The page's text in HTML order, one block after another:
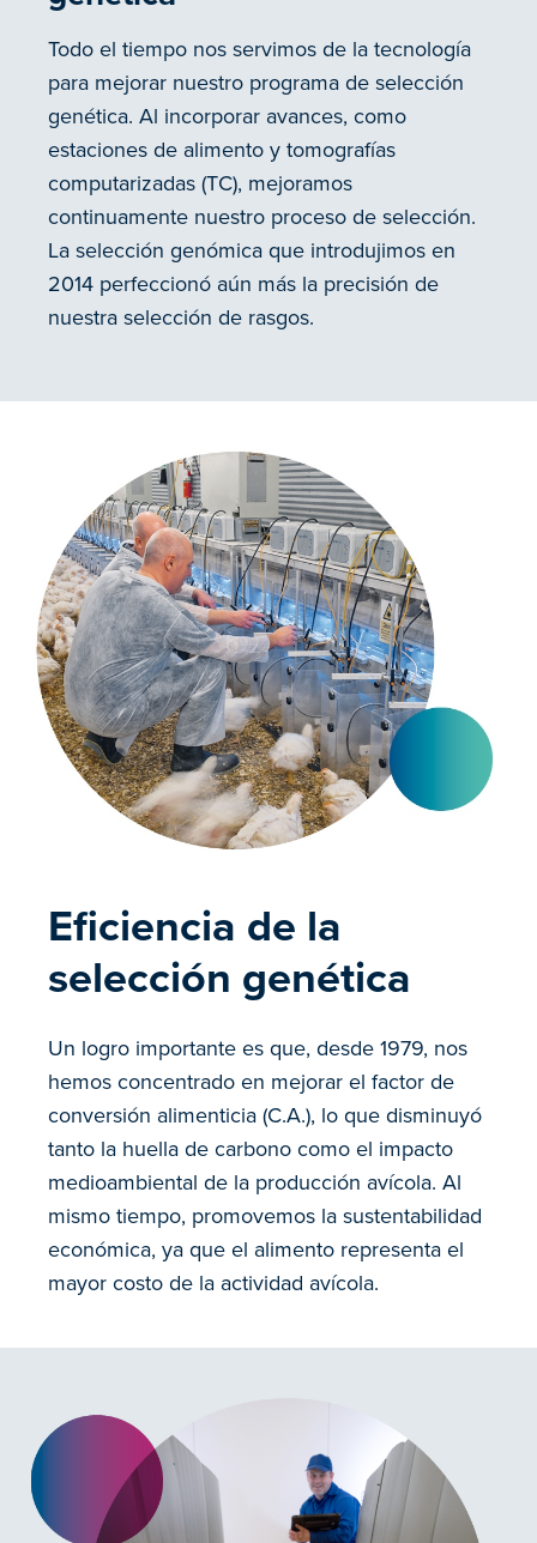
Todo el tiempo nos servimos de la tecnología
para mejorar nuestro programa de selección
genética. Al incorporar avances, como
estaciones de alimento y tomografías
computarizadas (TC), mejoramos
continuamente nuestro proceso de selección.
La selección genómica que introdujimos en
2014 perfeccionó aún más la precisión de
nuestra selección de rasgos.
Eficiencia de la
selección genética
Un logro importante es que, desde 1979, nos
hemos concentrado en mejorar el factor de
conversión alimenticia (C.A.), lo que disminuyó
tanto la huella de carbono como el impacto
medioambiental de la producción avícola. Al
mismo tiempo, promovemos la sustentabilidad
económica, ya que el alimento representa el
mayor costo de la actividad avícola.